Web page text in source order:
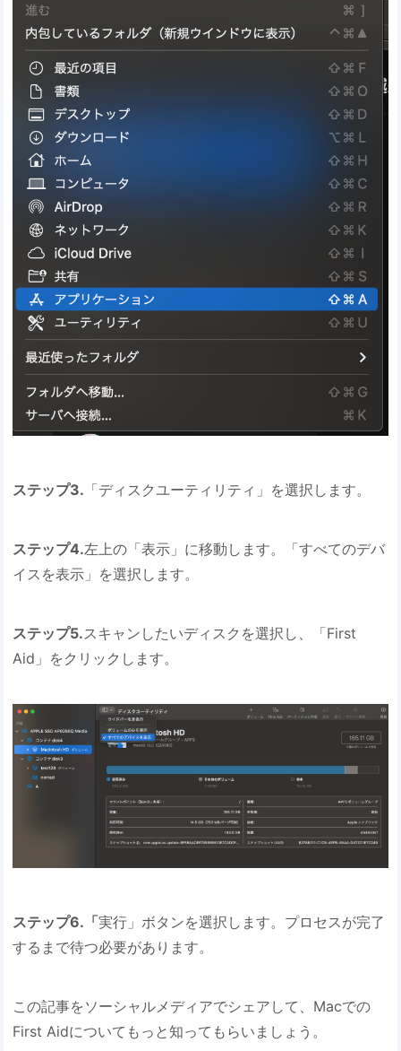
ステップ3. 「ディスクユーティリティ」を選択します。
ステップ4.左上の「表示」に移動します。「すべてのデバ
イスを表示」を選択します。
ステップ5.スキャンしたいディスクを選択し、「First
Aid」をクリックします。
ステップ6.「実行」ボタンを選択します。プロセスが完了
するまで待つ必要があります。
この記事をソーシャルメディアでシェアして、Macでの
First Aidについてもっと知ってもらいましょう。